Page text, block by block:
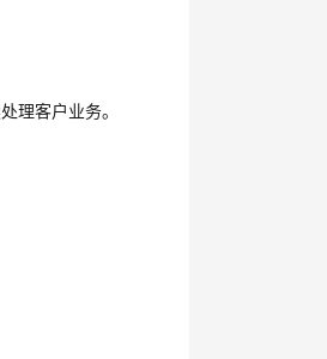
理客户业务。